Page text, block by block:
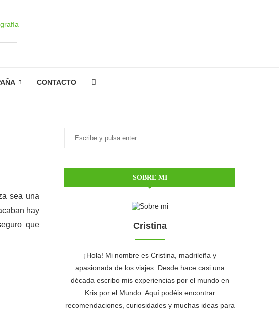
CONTACTO
sea una
hay
que
SOBRE MI
Cristina
¡Hola! Mi nombre es Cristina, madrileña y
apasionada de los viajes. Desde hace casi una
década escribo mis experiencias por el mundo en
Kris por el Mundo. Aquí podéis encontrar
recomendaciones, curiosidades y muchas ideas para